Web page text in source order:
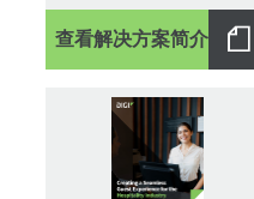
查看解决方案简介